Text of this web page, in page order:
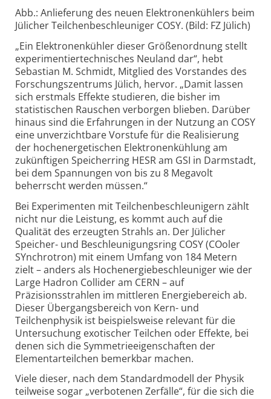
Abb.: Anlieferung des neuen Elektronenkühlers beim
Jülicher Teilchenbeschleuniger COSY. (Bild: FZ Jülich)
„Ein Elektronenkühler dieser Größenordnung stellt
experimentiertechnisches Neuland dar“, hebt
Sebastian M. Schmidt, Mitglied des Vorstandes des
Forschungszentrums Jülich, hervor. „Damit lassen
sich erstmals Effekte studieren, die bisher im
statistischen Rauschen verborgen blieben. Darüber
hinaus sind die Erfahrungen in der Nutzung an COSY
eine unverzichtbare Vorstufe für die Realisierung
der hochenergetischen Elektronenkühlung am
zukünftigen Speicherring HESR am GSI in Darmstadt,
bei dem Spannungen von bis zu 8 Megavolt
beherrscht werden müssen.“
Bei Experimenten mit Teilchenbeschleunigern zählt
nicht nur die Leistung, es kommt auch auf die
Qualität des erzeugten Strahls an. Der Jülicher
Speicher- und Beschleunigungsring COSY (COoler
SYnchrotron) mit einem Umfang von 184 Metern
zielt – anders als Hochenergiebeschleuniger wie der
Large Hadron Collider am CERN – auf
Präzisionsstrahlen im mittleren Energiebereich ab.
Dieser Übergangsbereich von Kern- und
Teilchenphysik ist beispielsweise relevant für die
Untersuchung exotischer Teilchen oder Effekte, bei
denen sich die Symmetrieeigenschaften der
Elementarteilchen bemerkbar machen.
Viele dieser, nach dem Standardmodell der Physik
teilweise sogar „verbotenen Zerfälle“, für die sich die